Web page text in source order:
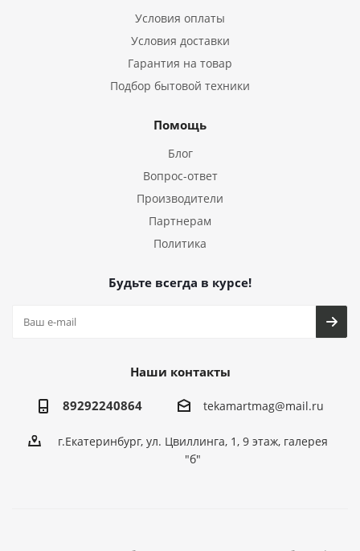
Условия оплаты
Условия доставки
Гарантия на товар
Подбор бытовой техники
Помощь
Блог
Вопрос-ответ
Производители
Партнерам
Политика
Будьте всегда в курсе!
Наши контакты
89292240864 tekamartmag@mail.ru
г.Екатеринбург, ул. Цвиллинга, 1, 9 этаж, галерея
"б"